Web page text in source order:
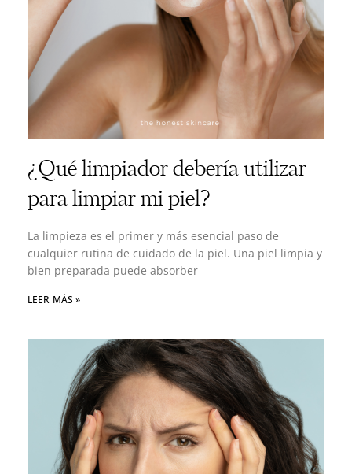
¿Qué limpiador debería utilizar
para limpiar mi piel?
La limpieza es el primer y más esencial paso de
cualquier rutina de cuidado de la piel. Una piel limpia y
bien preparada puede absorber
LEER MÁS »